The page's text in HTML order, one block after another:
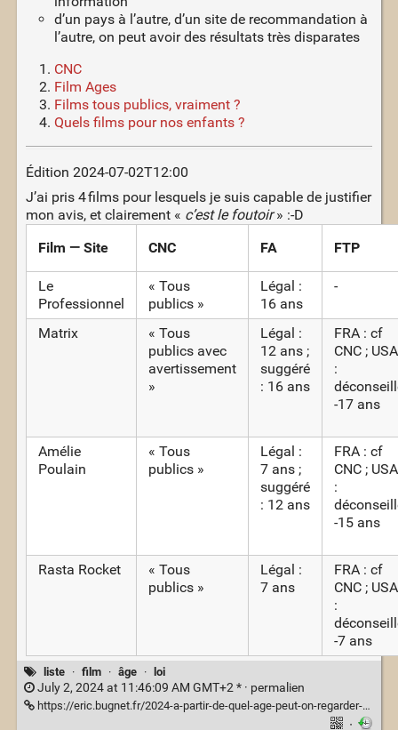
d’un pays à l’autre, d’un site de recommandation à
l’autre, on peut avoir des résultats très disparates
CNC
Film Ages
Films tous publics, vraiment ?
Quels films pour nos enfants ?
Édition 2024-07-02T12:00
J’ai pris 4 films pour lesquels je suis capable de justifier
mon avis, et clairement « c’est le foutoir» :-D
Film — Site
CNC FA FTP
Le
Professionnel
« Tous
publics »
Légal :
16 ans
-
Matrix
« Tous
publics avec
avertissement
»
Légal :
12 ans ;
suggéré
: 16 ans
FRA : cf
CNC ; USA
:
-17 ans
Amélie
Poulain
« Tous
publics »
Légal :
7 ans ;
suggéré
: 12 ans
FRA : cf
CNC ; USA
:
-15 ans
Rasta Rocket
« Tous
publics »
Légal :
7 ans
FRA : cf
CNC ; USA
:
-7 ans
liste · film · âge · loi
July 2, 2024 at 11:46:09 AM GMT+2 * · permalien
https://eric.bugnet.fr/2024-a-partir-de-quel-age-peut-on-regarder-ce-film/
·